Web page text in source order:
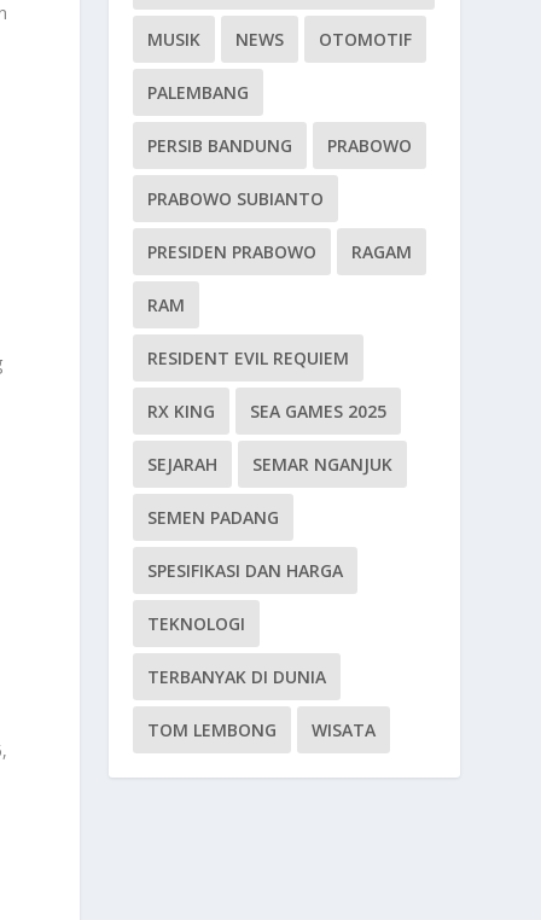
MUSIK NEWS OTOMOTIF
PALEMBANG
PERSIB BANDUNG PRABOWO
PRABOWO SUBIANTO
PRESIDEN PRABOWO RAGAM
RAM
RESIDENT EVIL REQUIEM
RX KING SEA GAMES 2025
SEJARAH SEMAR NGANJUK
SEMEN PADANG
SPESIFIKASI DAN HARGA
TEKNOLOGI
TERBANYAK DI DUNIA
TOM LEMBONG WISATA